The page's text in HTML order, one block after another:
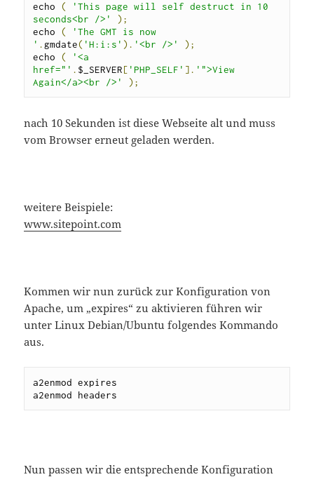
echo (
'This page will self destruct in 10
seconds<br />'
);
echo (
'The GMT is now
' . gmdate( 'H:i:s' ). '<br />'
);
echo (
'<a
href="' . $_SERVER[ 'PHP_SELF' ]. '">View
Again</a><br />'
);
nach 10 Sekunden ist diese Webseite alt und muss
vom Browser erneut geladen werden.
weitere Beispiele:
www.sitepoint.com
Kommen wir nun zurück zur Konfiguration von
Apache, um „expires“ zu aktivieren führen wir
unter Linux Debian/Ubuntu folgendes Kommando
aus.
a2enmod expires
a2enmod headers
Nun passen wir die entsprechende Konfiguration